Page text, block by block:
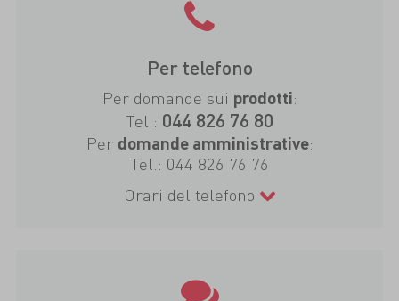
Per telefono
Per domande sui prodotti:
Tel.: 044 826 76 80
Per domande amministrative:
Tel.: 044 826 76 76
Orari del telefono